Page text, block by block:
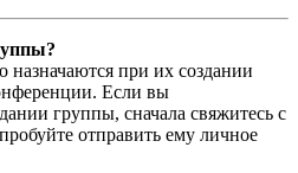
при их создании
Если вы
группы, сначала свяжитесь с
отправить ему личное